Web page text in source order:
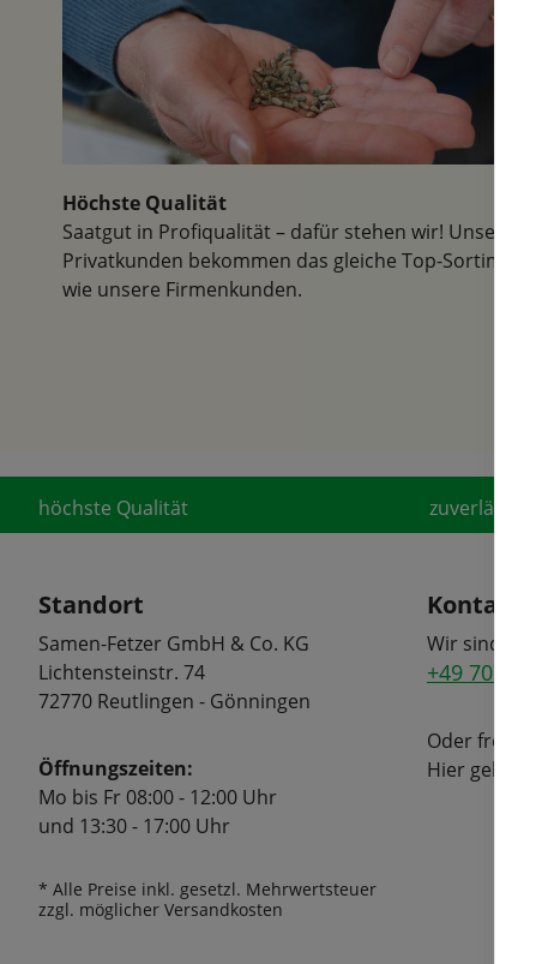
Höchste Qualität
Saatgut in Profiqualität – dafür stehen wir! Unsere
Privatkunden bekommen das gleiche Top-Sortiment
wie unsere Firmenkunden.
höchste Qualität
Standort
Samen-Fetzer GmbH & Co. KG
Lichtensteinstr. 74
72770 Reutlingen - Gönningen
Öffnungszeiten:
Mo bis Fr 08:00 - 12:00 Uhr
und 13:30 - 17:00 Uhr
* Alle Preise inkl. gesetzl. Mehrwertsteuer
zzgl. möglicher Versandkosten
Kontakt
Wir sind
+49 7072
Oder freuen
Hier geht's